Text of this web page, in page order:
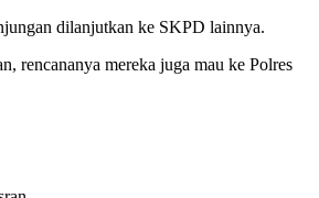
dilanjutkan ke SKPD lainnya.
rencananya mereka juga mau ke Polres